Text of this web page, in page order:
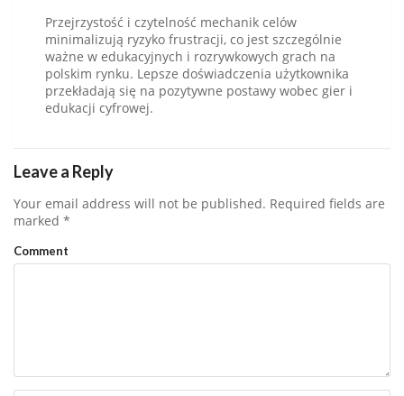
Przejrzystość i czytelność mechanik celów
minimalizują ryzyko frustracji, co jest szczególnie
ważne w edukacyjnych i rozrywkowych grach na
polskim rynku. Lepsze doświadczenia użytkownika
przekładają się na pozytywne postawy wobec gier i
edukacji cyfrowej.
Leave a Reply
Your email address will not be published. Required fields are
marked *
Comment